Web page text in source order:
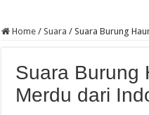
Home / Suara / Suara Burung
Suara Burung
Merdu dari